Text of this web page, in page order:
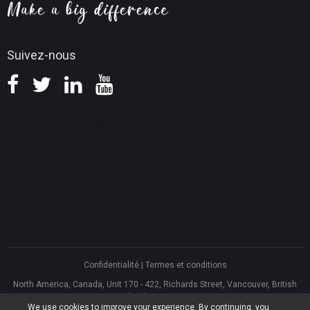
We use cookies to improve your experience. By continuing, you
Suivez-nous
Confidentialité| Termes et conditions
North America, Canada, Unit 170 - 422, Richards Street, Vancouver, British